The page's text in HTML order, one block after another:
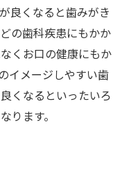
良くなると歯みがき
の歯科疾患にもかか
くお口の健康にもか
イメージしやすい歯
くなるといったいろ
ります。